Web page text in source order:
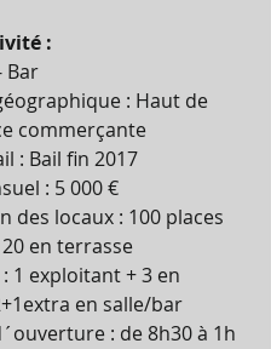
:
Bar
: Haut de
commerçante
: Bail fin 2017
: 5 000 €
des locaux : 100 places
en terrasse
1 exploitant + 3 en
en salle/bar
: de 8h30 à 1h